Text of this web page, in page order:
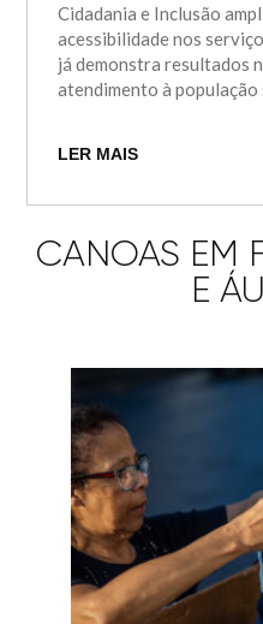
Cidadania e Inclusão
acessibilidade nos
já demonstra resultados
atendimento à população
LER MAIS
CANOAS EM
E